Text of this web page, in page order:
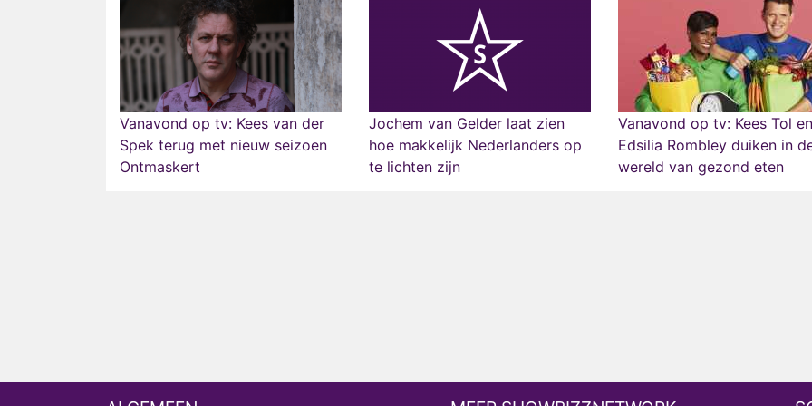
Vanavond op tv: Kees van der
Spek terug met nieuw seizoen
Ontmaskert
Jochem van Gelder laat zien
hoe makkelijk Nederlanders op
te lichten zijn
Vanavond op tv: Kees Tol en
Edsilia Rombley duiken in
wereld van gezond eten